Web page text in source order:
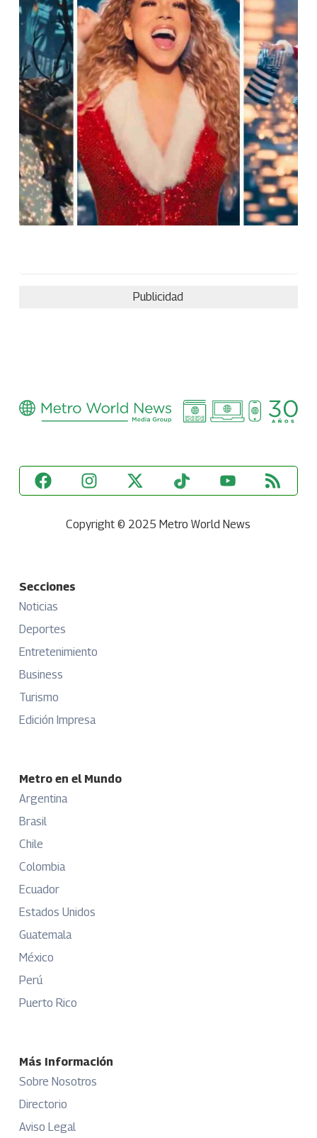
Publicidad
Copyright © 2025 Metro World News
Secciones
Noticias
Deportes
Entretenimiento
Business
Turismo
Edición Impresa
Metro en el Mundo
Argentina
Brasil
Chile
Colombia
Ecuador
Estados Unidos
Guatemala
México
Perú
Puerto Rico
Más Información
Sobre Nosotros
Directorio
Aviso Legal